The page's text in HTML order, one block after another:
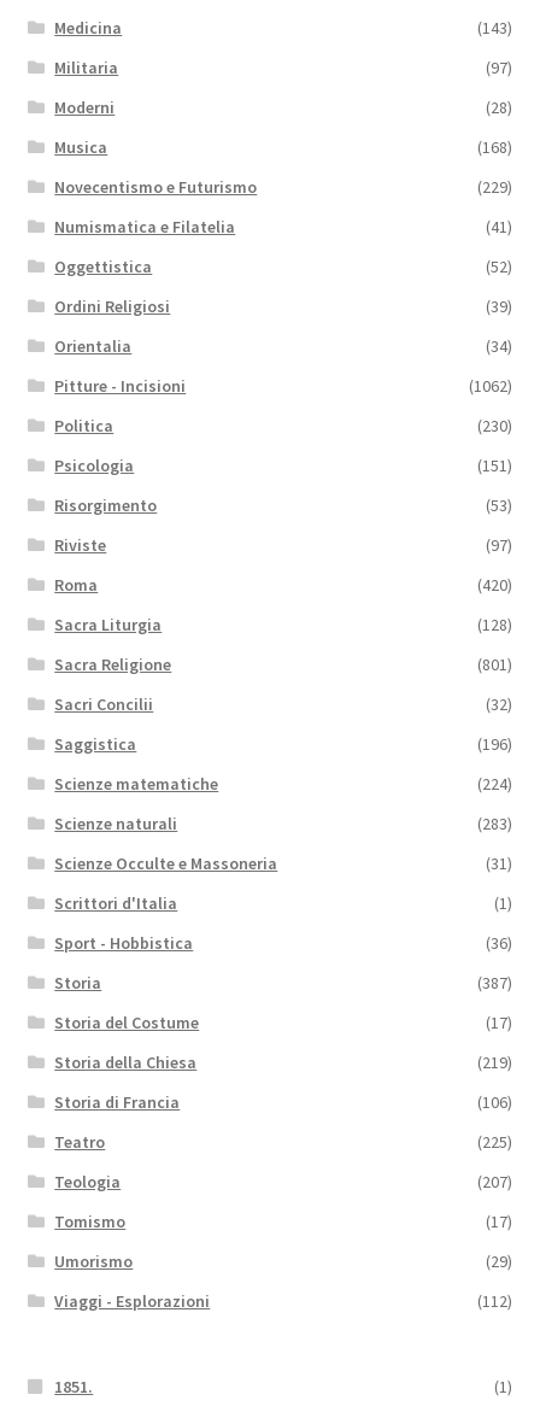
Medicina
(143)
Militaria
(97)
Moderni
(28)
Musica
(168)
Novecentismo e Futurismo
(229)
Numismatica e Filatelia
(41)
Oggettistica
(52)
Ordini Religiosi
(39)
Orientalia
(34)
Pitture - Incisioni
(1062)
Politica
(230)
Psicologia
(151)
Risorgimento
(53)
Riviste
(97)
Roma
(420)
Sacra Liturgia
(128)
Sacra Religione
(801)
Sacri Concilii
(32)
Saggistica
(196)
Scienze matematiche
(224)
Scienze naturali
(283)
Scienze Occulte e Massoneria
(31)
Scrittori d'Italia
(1)
Sport - Hobbistica
(36)
Storia
(387)
Storia del Costume
(17)
Storia della Chiesa
(219)
Storia di Francia
(106)
Teatro
(225)
Teologia
(207)
Tomismo
(17)
Umorismo
(29)
Viaggi - Esplorazioni
(112)
1851. (1)